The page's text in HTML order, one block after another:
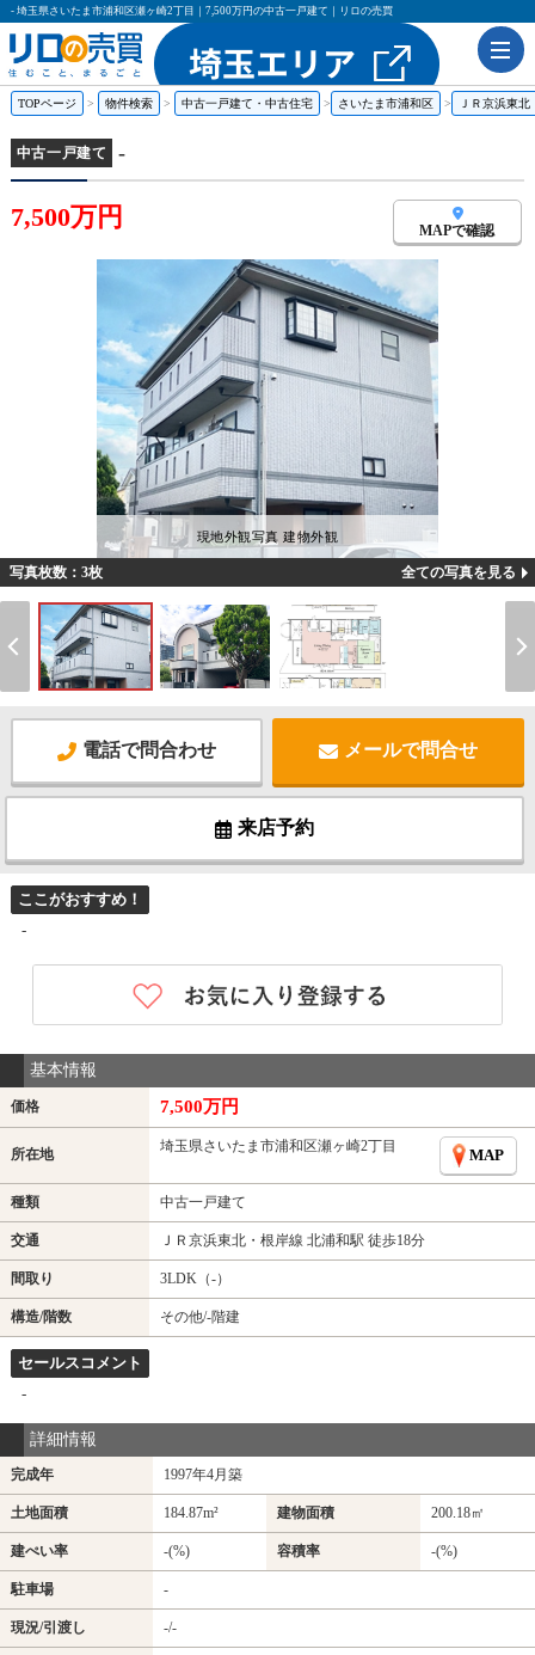
- 埼玉県さいたま市浦和区瀬ヶ崎2丁目｜7,500万円の中古一戸建て｜リロの売買
TOPページ 物件検索 中古一戸建て・中古住宅 さいたま市浦和区 ＪＲ京浜東
中古一戸建て -
7,500万円 MAPで確認
現地外観写真 建物外観
写真枚数：3枚 全ての写真を見る
電話で問合わせ メールで問合せ
来店予約
ここがおすすめ！
-
基本情報
価格 7,500万円
所在地 埼玉県さいたま市浦和区瀬ヶ崎2丁目 MAP
種類 中古一戸建て
交通 ＪＲ京浜東北・根岸線 北浦和駅 徒歩18分
間取り 3LDK（-）
構造/階数 その他/-階建
セールスコメント
-
詳細情報
完成年 1997年4月築
土地面積 184.87m² 建物面積 200.18㎡
建ぺい率 -(%) 容積率 -(%)
駐車場 -
現況/引渡し -/-